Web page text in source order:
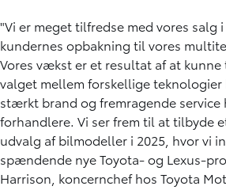
"Vi er meget tilfredse med vores salg
kundernes opbakning til vores
Vores vækst er et resultat af at
valget mellem forskellige
stærkt brand og fremragende service
forhandlere. Vi ser frem til at tilbyde
udvalg af bilmodeller i 2025, hvor vi
spændende nye Toyota- og Lexus-
Harrison, koncernchef hos Toyota